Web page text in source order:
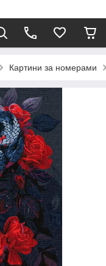
Картини за номерами